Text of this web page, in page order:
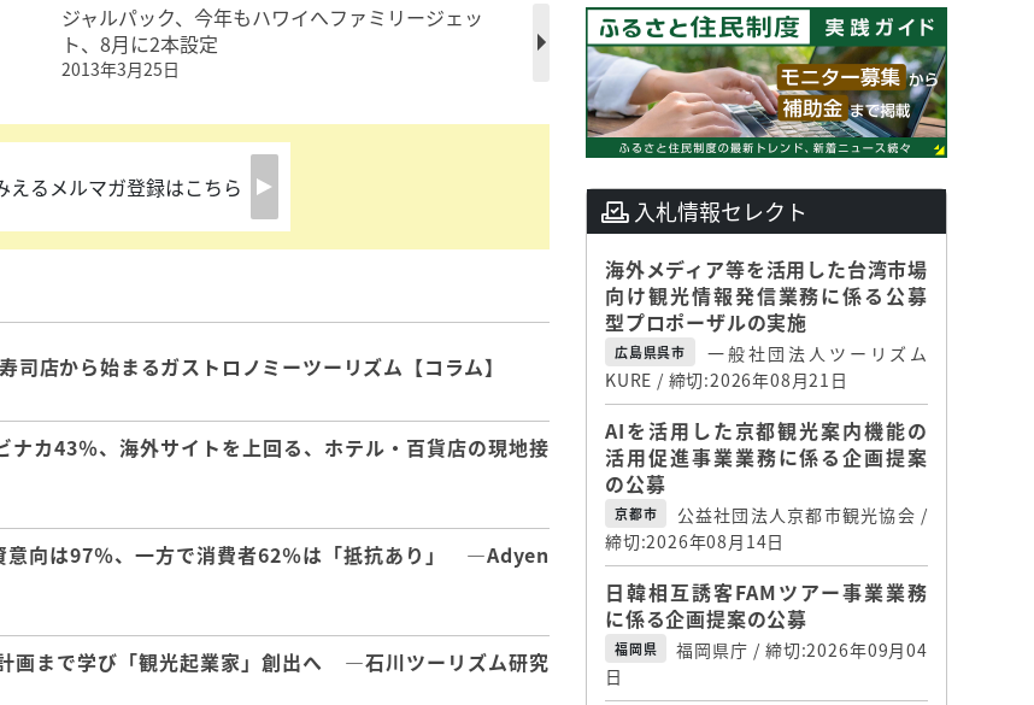
ジャルパック、今年もハワイへファミリージェッ
ト、8月に2本設定
2013年3月25日
えるメルマガ登録はこちら
店から始まるガストロノミーツーリズム【コラム】
カ43％、海外サイトを上回る、ホテル・百貨店の現地接
意向は97％、一方で消費者62％は「抵抗あり」 ―Adyen
画まで学び「観光起業家」創出へ ―石川ツーリズム研究
入札情報セレクト
海外メディア等を活用した台湾市場
向け観光情報発信業務に係る公募
型プロポーザルの実施
広島県呉市
一般社団法人ツーリズム
KURE / 締切:2026年08月21日
AIを活用した京都観光案内機能の
活用促進事業業務に係る企画提案
の公募
京都市
公益社団法人京都市観光協会 /
締切:2026年08月14日
日韓相互誘客FAMツアー事業業務
に係る企画提案の公募
福岡県
福岡県庁 / 締切:2026年09月04
日